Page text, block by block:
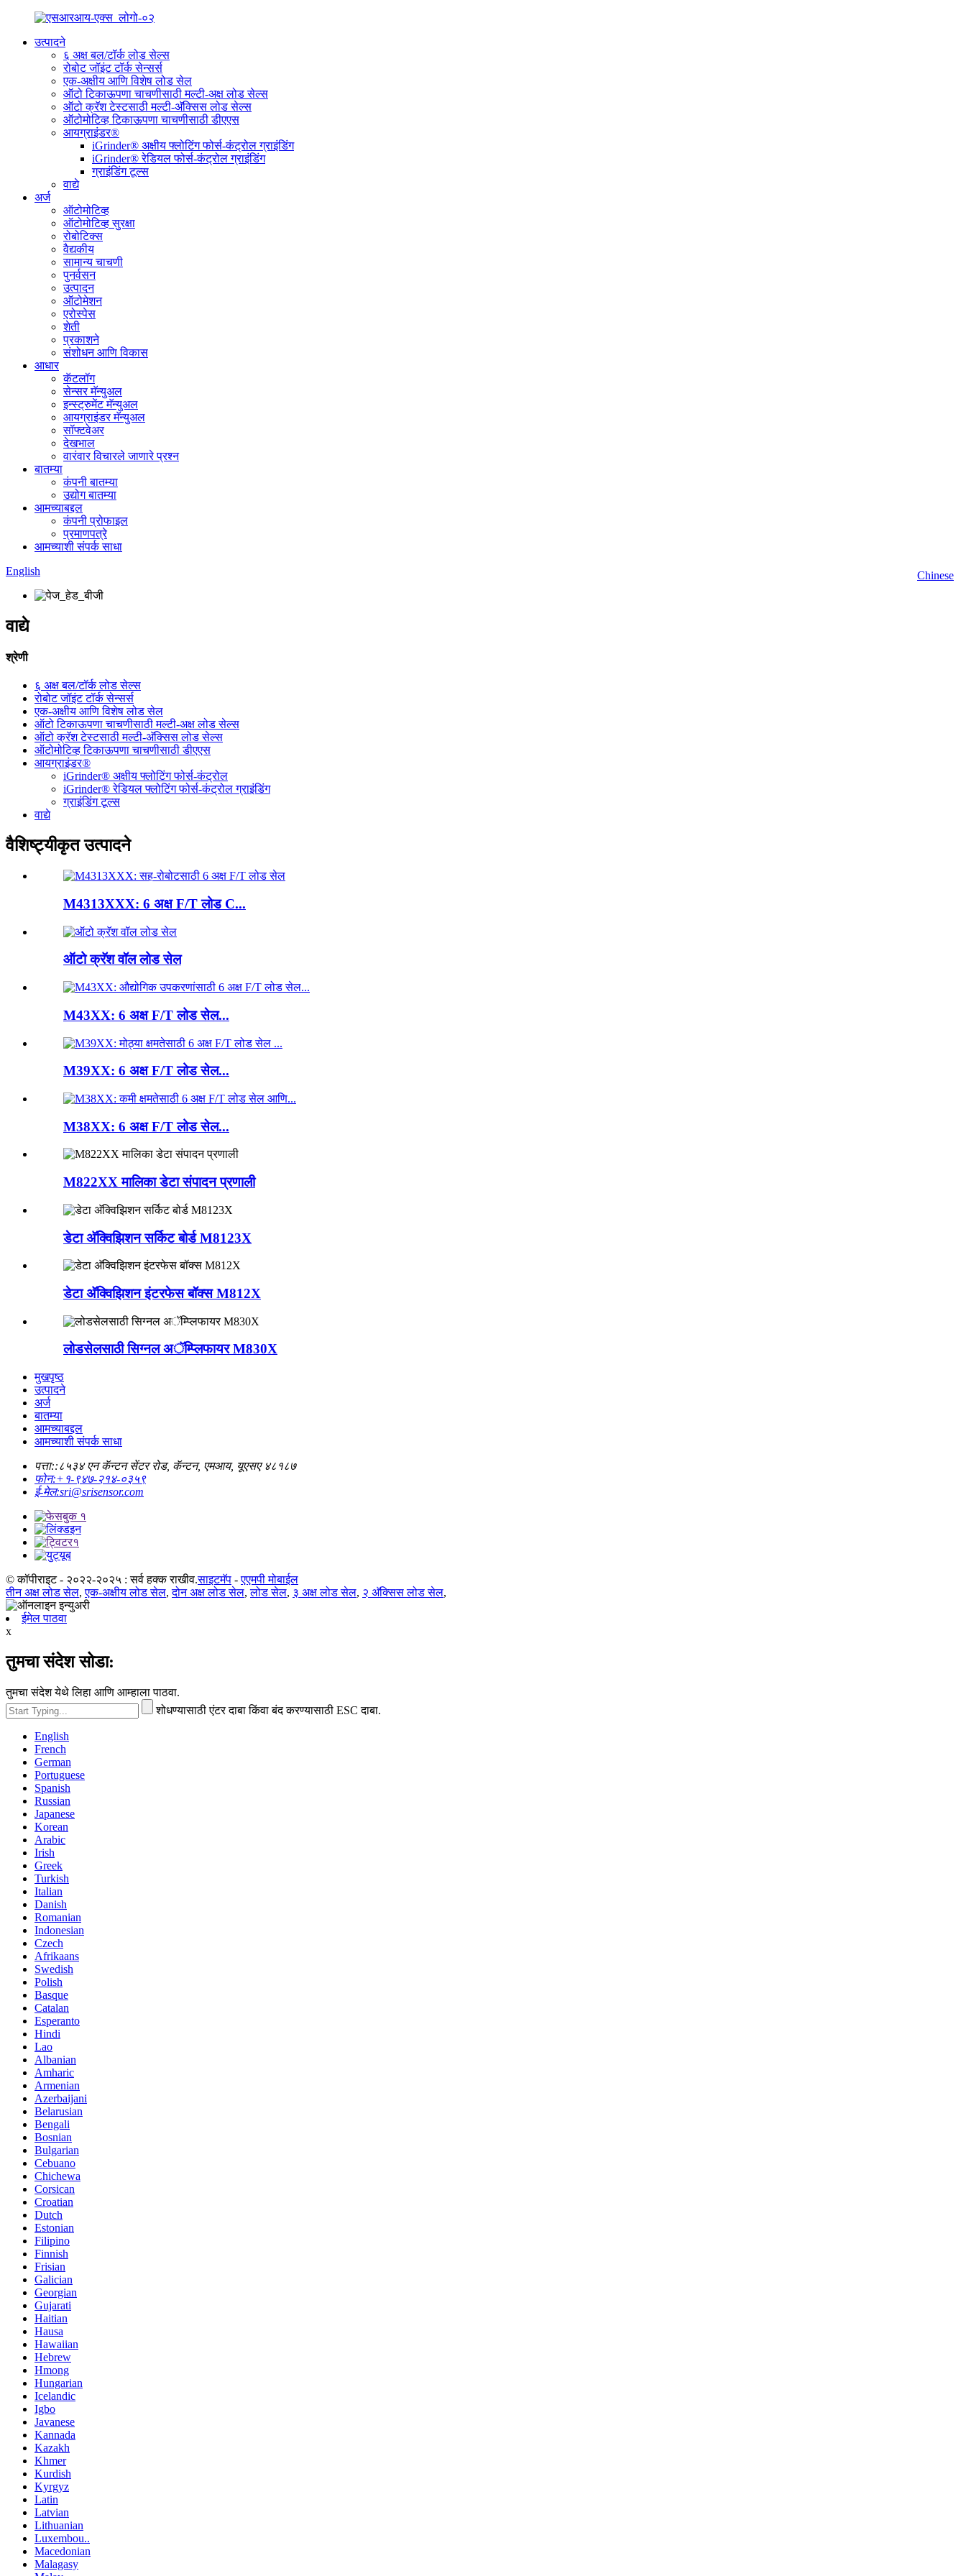
उत्पादने
६ अक्ष बल/टॉर्क लोड सेल्स
रोबोट जॉइंट टॉर्क सेन्सर्स
एक-अक्षीय आणि विशेष लोड सेल
ऑटो टिकाऊपणा चाचणीसाठी मल्टी-अक्ष लोड सेल्स
ऑटो क्रॅश टेस्टसाठी मल्टी-अ‍ॅक्सिस लोड सेल्स
ऑटोमोटिव्ह टिकाऊपणा चाचणीसाठी डीएएस
आयग्राइंडर®
iGrinder® अक्षीय फ्लोटिंग फोर्स-कंट्रोल ग्राइंडिंग
iGrinder® रेडियल फोर्स-कंट्रोल ग्राइंडिंग
ग्राइंडिंग टूल्स
वाद्ये
अर्ज
ऑटोमोटिव्ह
ऑटोमोटिव्ह सुरक्षा
रोबोटिक्स
वैद्यकीय
सामान्य चाचणी
पुनर्वसन
उत्पादन
ऑटोमेशन
एरोस्पेस
शेती
प्रकाशने
संशोधन आणि विकास
आधार
कॅटलॉग
सेन्सर मॅन्युअल
इन्स्ट्रुमेंट मॅन्युअल
आयग्राइंडर मॅन्युअल
सॉफ्टवेअर
देखभाल
वारंवार विचारले जाणारे प्रश्न
बातम्या
कंपनी बातम्या
उद्योग बातम्या
आमच्याबद्दल
कंपनी प्रोफाइल
प्रमाणपत्रे
आमच्याशी संपर्क साधा
Chinese
English
वाद्ये
श्रेणी
६ अक्ष बल/टॉर्क लोड सेल्स
रोबोट जॉइंट टॉर्क सेन्सर्स
एक-अक्षीय आणि विशेष लोड सेल
ऑटो टिकाऊपणा चाचणीसाठी मल्टी-अक्ष लोड सेल्स
ऑटो क्रॅश टेस्टसाठी मल्टी-अ‍ॅक्सिस लोड सेल्स
ऑटोमोटिव्ह टिकाऊपणा चाचणीसाठी डीएएस
आयग्राइंडर®
iGrinder® अक्षीय फ्लोटिंग फोर्स-कंट्रोल
iGrinder® रेडियल फ्लोटिंग फोर्स-कंट्रोल ग्राइंडिंग
ग्राइंडिंग टूल्स
वाद्ये
वैशिष्ट्यीकृत उत्पादने
M4313XXX: 6 अक्ष F/T लोड C...
ऑटो क्रॅश वॉल लोड सेल
M43XX: 6 अक्ष F/T लोड सेल...
M39XX: 6 अक्ष F/T लोड सेल...
M38XX: 6 अक्ष F/T लोड सेल...
M822XX मालिका डेटा संपादन प्रणाली
डेटा अ‍ॅक्विझिशन सर्किट बोर्ड M8123X
डेटा अ‍ॅक्विझिशन इंटरफेस बॉक्स M812X
लोडसेलसाठी सिग्नल अॅम्प्लिफायर M830X
मुखपृष्ठ
उत्पादने
अर्ज
बातम्या
आमच्याबद्दल
आमच्याशी संपर्क साधा
पत्ता::८५३४ एन कॅन्टन सेंटर रोड, कॅन्टन, एमआय, यूएसए ४८१८७
फोन:+१-९४७-२१४-०३५९
ई-मेल:sri@srisensor.com
© कॉपीराइट - २०२२-२०२५ : सर्व हक्क राखीव.साइटमॅप -एएमपी मोबाईल
तीन अक्ष लोड सेल,एक-अक्षीय लोड सेल,दोन अक्ष लोड सेल,लोड सेल, ३ अक्ष लोड सेल, २ अ‍ॅक्सिस लोड सेल,
ईमेल पाठवा
x
तुमचा संदेश सोडा:
तुमचा संदेश येथे लिहा आणि आम्हाला पाठवा.
शोधण्यासाठी एंटर दाबा किंवा बंद करण्यासाठी ESC दाबा.
English
French
German
Portuguese
Spanish
Russian
Japanese
Korean
Arabic
Irish
Greek
Turkish
Italian
Danish
Romanian
Indonesian
Czech
Afrikaans
Swedish
Polish
Basque
Catalan
Esperanto
Hindi
Lao
Albanian
Amharic
Armenian
Azerbaijani
Belarusian
Bengali
Bosnian
Bulgarian
Cebuano
Chichewa
Corsican
Croatian
Dutch
Estonian
Filipino
Finnish
Frisian
Galician
Georgian
Gujarati
Haitian
Hausa
Hawaiian
Hebrew
Hmong
Hungarian
Icelandic
Igbo
Javanese
Kannada
Kazakh
Khmer
Kurdish
Kyrgyz
Latin
Latvian
Lithuanian
Luxembou..
Macedonian
Malagasy